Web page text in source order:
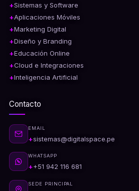
Sistemas y Software
Aplicaciones Móviles
Marketing Digital
Diseño y Branding
Educación Online
Cloud e Integraciones
Inteligencia Artificial
Contacto
EMAIL
sistemas@digitalspace.pe
WHATSAPP
+51 942 116 681
SEDE PRINCIPAL